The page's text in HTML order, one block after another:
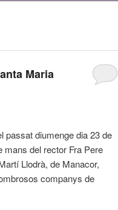
Maria
passat diumenge dia 23 de
mans del rector Fra Pere
Llodrà, de Manacor,
companys de